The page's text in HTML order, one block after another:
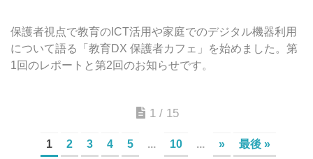
保護者視点で教育のICT活用や家庭でのデジタル機器利用
について語る「教育DX 保護者カフェ」を始めました。第
1回のレポートと第2回のお知らせです。
1 / 15
1 2 3 4 5 ... 10 ... » 最後 »